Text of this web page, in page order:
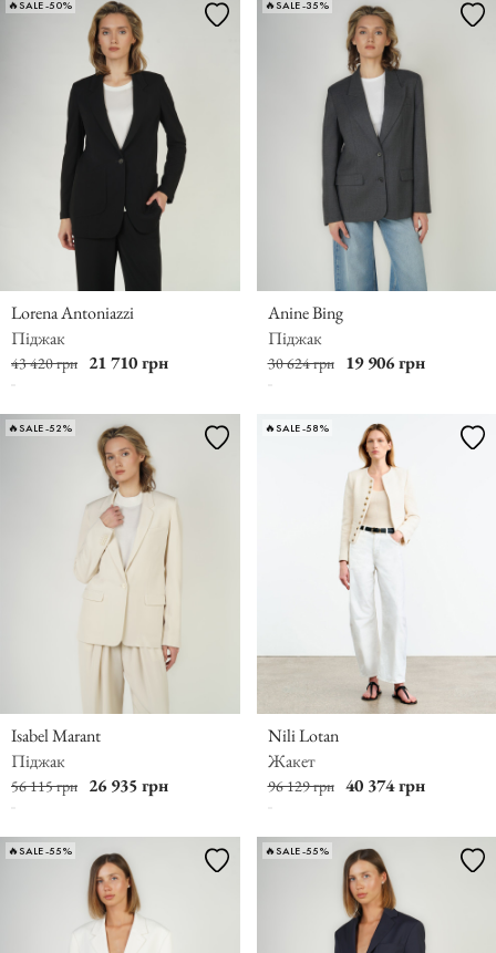
🔥SALE -50%
Lorena Antoniazzi
Піджак
43 420 грн 21 710 грн
🔥SALE -35%
Anine Bing
Піджак
30 624 грн 19 906 грн
🔥SALE -52%
Isabel Marant
Піджак
56 115 грн 26 935 грн
🔥SALE -58%
Nili Lotan
Жакет
96 129 грн 40 374 грн
🔥SALE -55% 🔥SALE -55%